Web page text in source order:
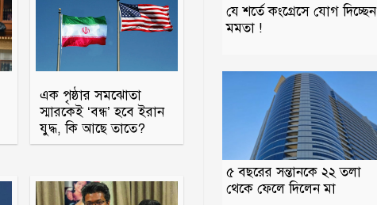
এক পৃষ্ঠার সমঝোতা
স্মারকেই ‘বন্ধ’ হবে ইরান
যুদ্ধ, কি আছে তাতে?
যে শর্তে কংগ্রেসে যোগ দিচ্ছেন
মমতা !
৫ বছরের সন্তানকে ২২ তলা
থেকে ফেলে দিলেন মা